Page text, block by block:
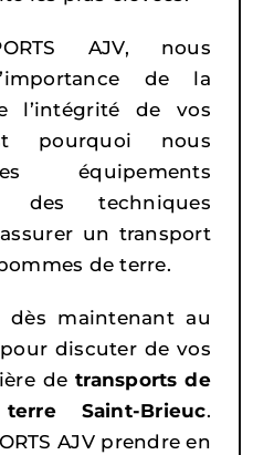
AJV, nous
de la
l’intégrité de vos
pourquoi nous
équipements
des techniques
un transport
de terre.
dès maintenant au
pour discuter de vos
detransports de
Saint-Brieuc.
AJV prendre en